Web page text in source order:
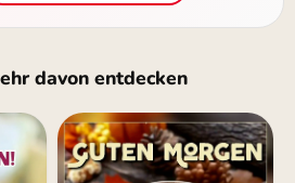
davon entdecken